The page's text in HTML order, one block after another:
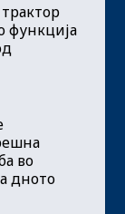
функција
во
дното